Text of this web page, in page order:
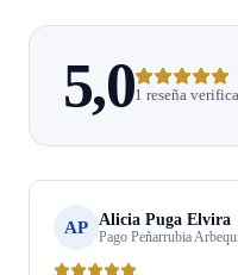
5,01 reseña
AP Alicia Puga Elvira
Pago Peñarrubia